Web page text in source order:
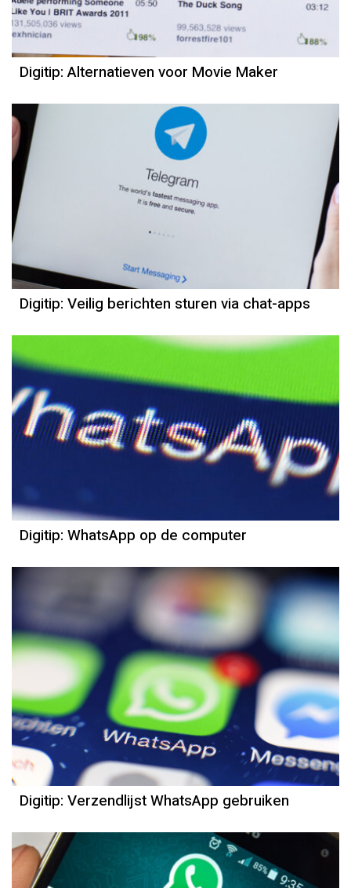
Digitip: Alternatieven voor Movie Maker
Digitip: Veilig berichten sturen via chat-apps
Digitip: WhatsApp op de computer
Digitip: Verzendlijst WhatsApp gebruiken